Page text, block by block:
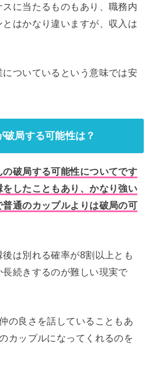
に当たるものもあり、職務内
はかなり違いますが、収入は
ついているという意味では安
局する可能性は？
破局する可能性についてです
したこともあり、かなり強い
通のカップルよりは破局の可
は別れる確率が8割以上とも
続きするのが難しい現実で
の良さを話していることもあ
カップルになってくれるのを